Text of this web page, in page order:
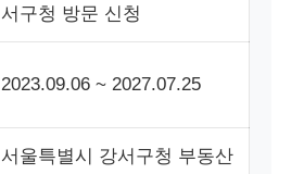
서구청 방문 신청
2023.09.06 ~ 2027.07.25
서울특별시 강서구청 부동산